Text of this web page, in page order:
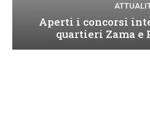
Aperti i concorsi
quartieri Zama e